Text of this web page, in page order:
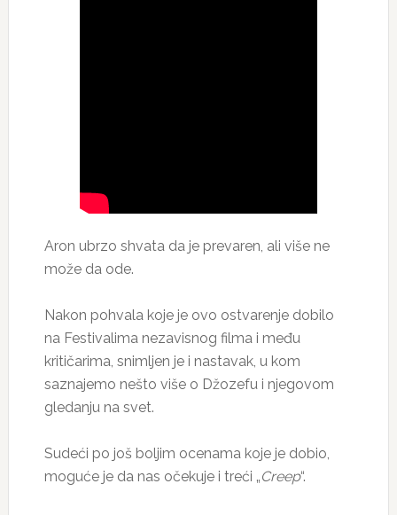
Aron ubrzo shvata da je prevaren, ali više ne
može da ode.
Nakon pohvala koje je ovo ostvarenje dobilo
na Festivalima nezavisnog filma i među
kritičarima, snimljen je i nastavak, u kom
saznajemo nešto više o Džozefu i njegovom
gledanju na svet.
Sudeći po još boljim ocenama koje je dobio,
moguće je da nas očekuje i treći „Creep“.